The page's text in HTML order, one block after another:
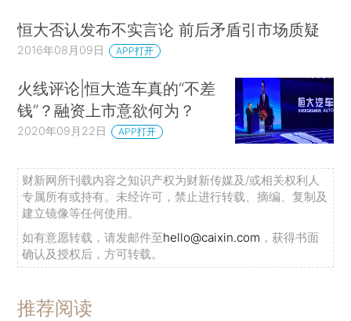
恒大否认发布不实言论 前后矛盾引市场质疑
2016年08月09日 APP打开
火线评论|恒大造车真的“不差
钱”？融资上市意欲何为？
2020年09月22日 APP打开
财新网所刊载内容之知识产权为财新传媒及/或相关权利人
专属所有或持有。未经许可，禁止进行转载、摘编、复制及
建立镜像等任何使用。
如有意愿转载，请发邮件至hello@caixin.com ，获得书面
确认及授权后，方可转载。
推荐阅读